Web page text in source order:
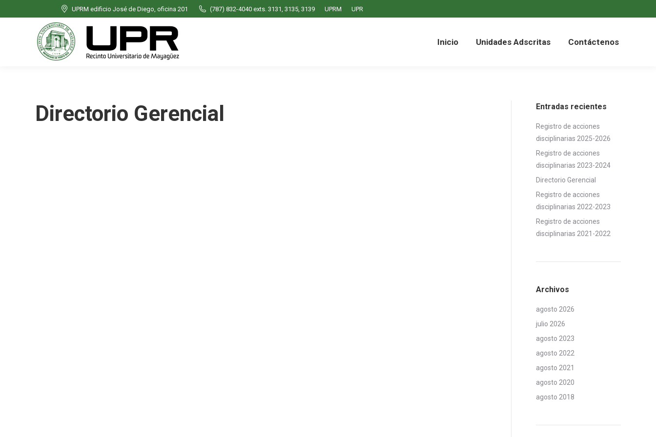
UPRM edificio José de Diego, oficina 201 (787) 832-4040 exts. 3131, 3135, 3139 UPRM UPR
Inicio Unidades Adscritas Contáctenos
Directorio Gerencial Entradas recientes
Registro de acciones
disciplinarias 2025-2026
Registro de acciones
disciplinarias 2023-2024
Directorio Gerencial
Registro de acciones
disciplinarias 2022-2023
Registro de acciones
disciplinarias 2021-2022
Archivos
agosto 2026
julio 2026
agosto 2023
agosto 2022
agosto 2021
agosto 2020
agosto 2018